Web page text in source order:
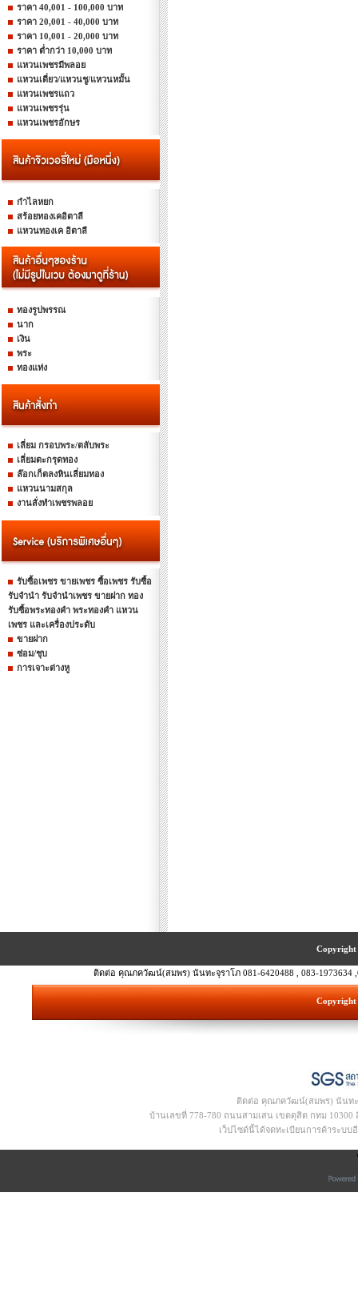
ราคา 40,001 - 100,000 บาท
ราคา 20,001 - 40,000 บาท
ราคา 10,001 - 20,000 บาท
ราคา ต่ำกว่า 10,000 บาท
แหวนเพชรมีพลอย
แหวนเดี่ยว/แหวนชู/แหวนหมั้น
แหวนเพชรแถว
แหวนเพชรรุ่น
แหวนเพชรอักษร
กำไลหยก
สร้อยทองเคอิตาลี
แหวนทองเค อิตาลี
ทองรูปพรรณ
นาก
เงิน
พระ
ทองแท่ง
เลี่ยม กรอบพระ/ตลับพระ
เลี่ยมตะกรุดทอง
ล๊อกเก็ตลงหินเลี่ยมทอง
แหวนนามสกุล
งานสั่งทำเพชรพลอย
รับซื้อเพชร ขายเพชร ซื้อเพชร รับซื้อ
รับจำนำ รับจำนำเพชร ขายฝาก ทอง
รับซื้อพระทองคำ พระทองคำ แหวน
เพชร และเครื่องประดับ
ขายฝาก
ซ่อม/ชุบ
การเจาะต่างหู
Copyright
ติดต่อ คุณภควัฒน์(สมพร) นันทะจุราโภ 081-6420488 , 083-1973634
Copyright
ติดต่อ คุณภควัฒน์(สมพร) นันทะจุ
บ้านเลขที่ 778-780 ถนนสามเสน เขตดุสิต กทม 10300 อี
เว็ปไซด์นี้ได้จดทะเบียนการค้าระบบ